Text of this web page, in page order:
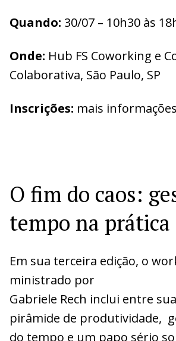
Quando: 30/07 – 10h30 às
Onde: Hub FS Coworking e
Colaborativa, São Paulo, SP
Inscrições: mais informações
O fim do caos:
tempo na prática
Em sua terceira edição, o
ministrado por
Gabriele Rech inclui entre
pirâmide de produtividade,
do tempo e um papo sério